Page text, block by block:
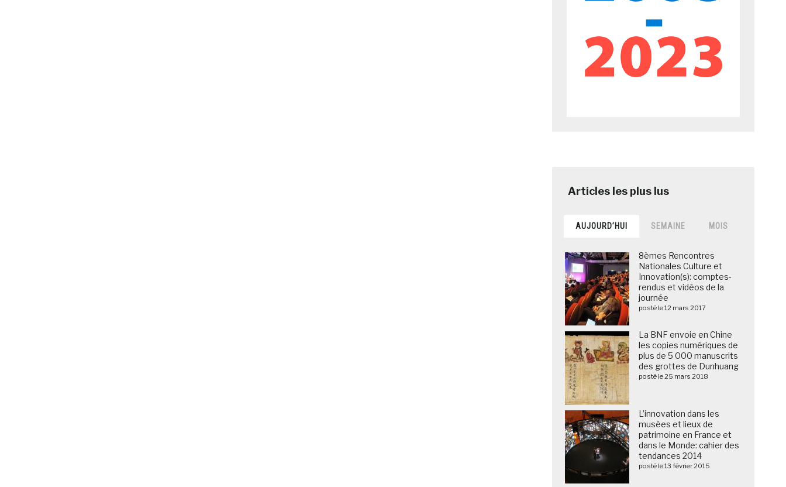
AUJOURD’HUI SEMAINE MOIS
8èmes Rencontres
Nationales Culture et
Innovation(s): comptes-
rendus et vidéos de la
journée
posté le 12 mars 2017
La BNF envoie en Chine
les copies numériques de
plus de 5 000 manuscrits
des grottes de Dunhuang
posté le 25 mars 2018
L’innovation dans les
musées et lieux de
patrimoine en France et
dans le Monde: cahier des
tendances 2014
posté le 13 février 2015